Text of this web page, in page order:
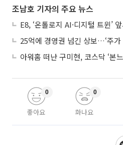
조남호 기자의 주요 뉴스
좋아요
0
화나요
0